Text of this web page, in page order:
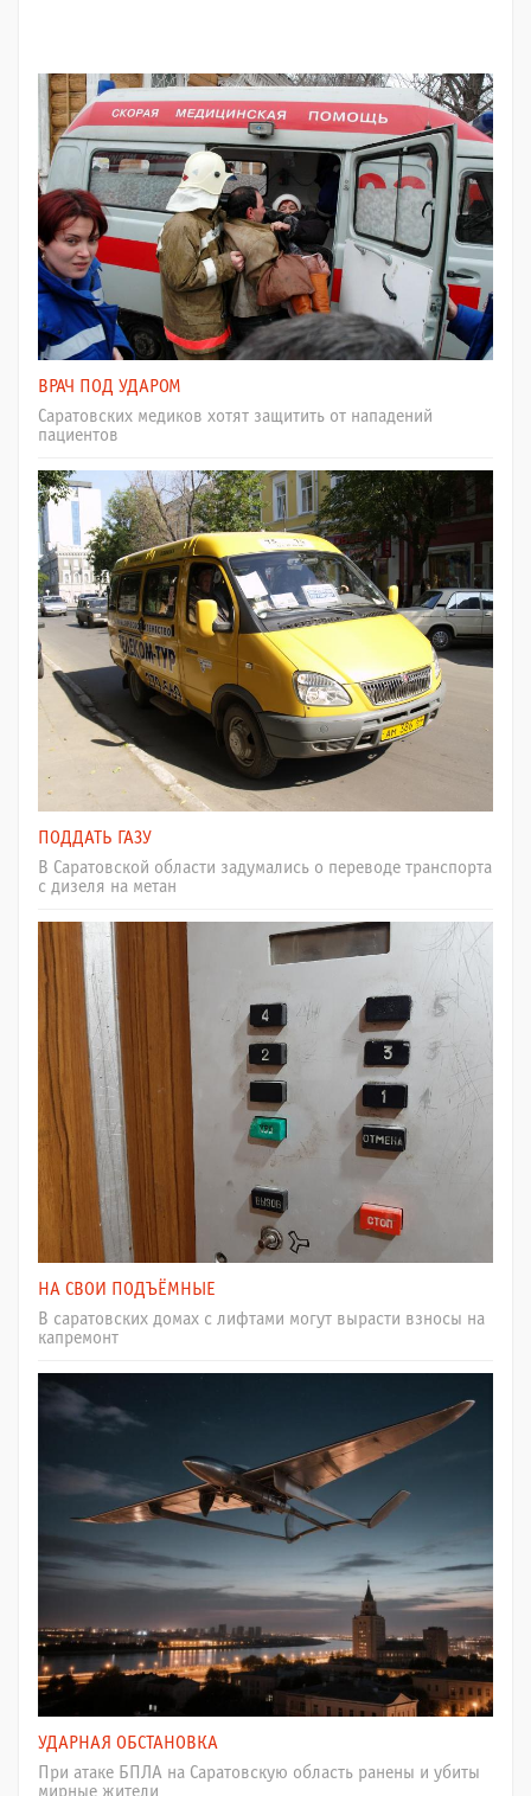
ВРАЧ ПОД УДАРОМ
Саратовских медиков хотят защитить от нападений
пациентов
ПОДДАТЬ ГАЗУ
В Саратовской области задумались о переводе транспорта
с дизеля на метан
НА СВОИ ПОДЪЁМНЫЕ
В саратовских домах с лифтами могут вырасти взносы на
капремонт
УДАРНАЯ ОБСТАНОВКА
При атаке БПЛА на Саратовскую область ранены и убиты
мирные жители